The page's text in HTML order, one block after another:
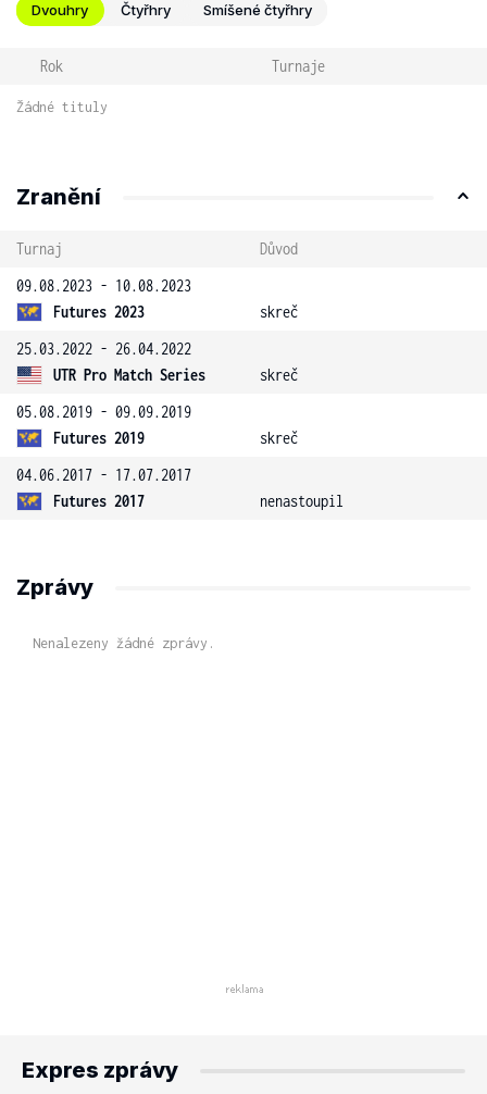
Dvouhry Čtyřhry Smíšené čtyřhry
Rok Turnaje
Žádné tituly
Zranění
Turnaj
Důvod
09.08.2023 - 10.08.2023
Futures 2023
skreč
25.03.2022 - 26.04.2022
UTR Pro Match Series
skreč
05.08.2019 - 09.09.2019
Futures 2019
skreč
04.06.2017 - 17.07.2017
Futures 2017
nenastoupil
Zprávy
Nenalezeny žádné zprávy.
Expres zprávy